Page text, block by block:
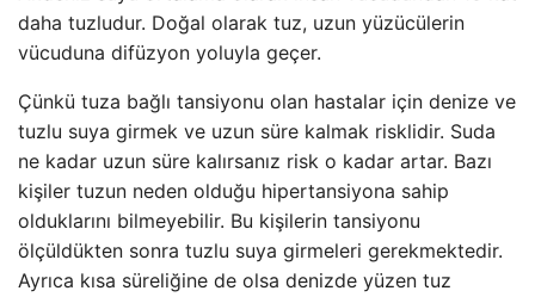
daha tuzludur. Doğal olarak tuz, uzun yüzücülerin
vücuduna difüzyon yoluyla geçer.
Çünkü tuza bağlı tansiyonu olan hastalar için denize ve
tuzlu suya girmek ve uzun süre kalmak risklidir. Suda
ne kadar uzun süre kalırsanız risk o kadar artar. Bazı
kişiler tuzun neden olduğu hipertansiyona sahip
olduklarını bilmeyebilir. Bu kişilerin tansiyonu
ölçüldükten sonra tuzlu suya girmeleri gerekmektedir.
Ayrıca kısa süreliğine de olsa denizde yüzen tuz